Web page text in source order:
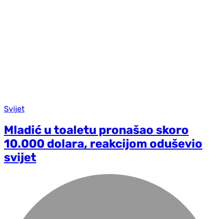
Svijet
Mladić u toaletu pronašao skoro
10.000 dolara, reakcijom oduševio
svijet